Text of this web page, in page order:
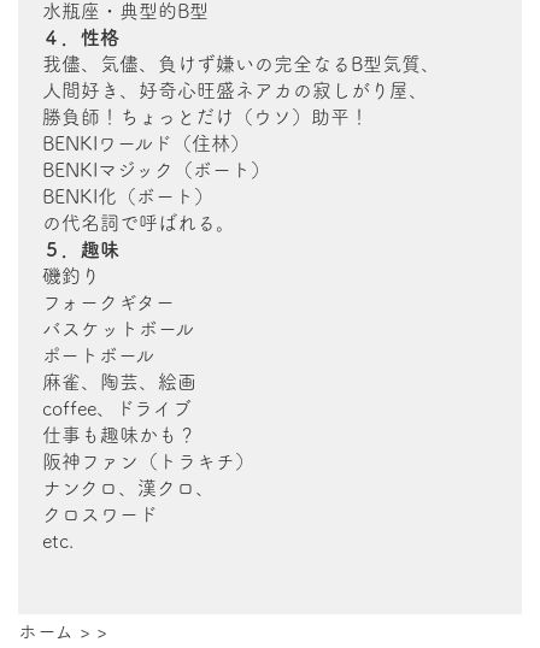
水瓶座・典型的B型
４．性格
我儘、気儘、負けず嫌いの完全なるB型気質、
人間好き、好奇心旺盛ネアカの寂しがり屋、
勝負師！ちょっとだけ（ウソ）助平！
BENKIワールド（住林）
BENKIマジック（ボート）
BENKI化（ボート）
の代名詞で呼ばれる。
５．趣味
磯釣り
フォークギター
バスケットボール
ポートボール
麻雀、陶芸、絵画
coffee、ドライブ
仕事も趣味かも？
阪神ファン（トラキチ）
ナンクロ、漢クロ、
クロスワード
etc.
ホーム > >